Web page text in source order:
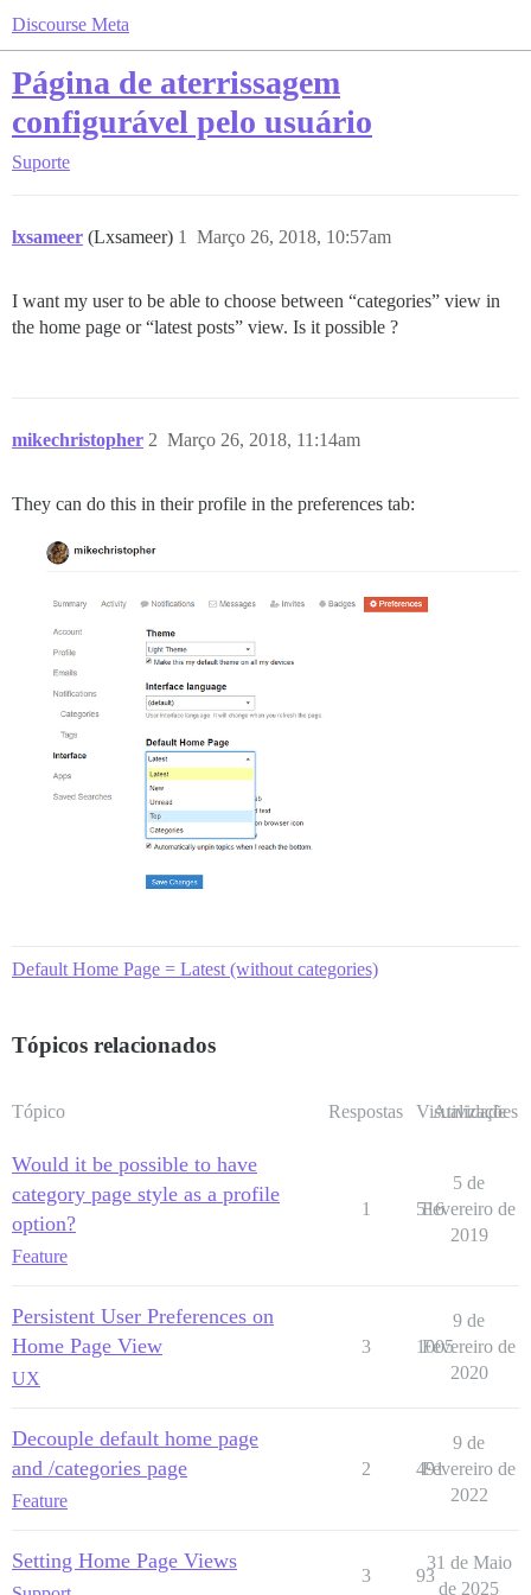
Discourse Meta
Página de aterrissagem
configurável pelo usuário
Suporte
lxsameer (Lxsameer) Março 26, 2018, 10:57am
1
I want my user to be able to choose between “categories” view in
the home page or “latest posts” view. Is it possible ?
mikechristopher Março 26, 2018, 11:14am
2
They can do this in their profile in the preferences tab:
Default Home Page = Latest (without categories)
Tópicos relacionados
Tópico Respostas Visualizações
Atividade
Would it be possible to have
category page style as a profile
option?
Feature
1 516
5 de
Fevereiro de
2019
Persistent User Preferences on
Home Page View
UX
3 1005
9 de
Fevereiro de
2020
Decouple default home page
and /categories page
Feature
2 491
9 de
Fevereiro de
2022
Setting Home Page Views
3 93
31 de Maio
de 2025